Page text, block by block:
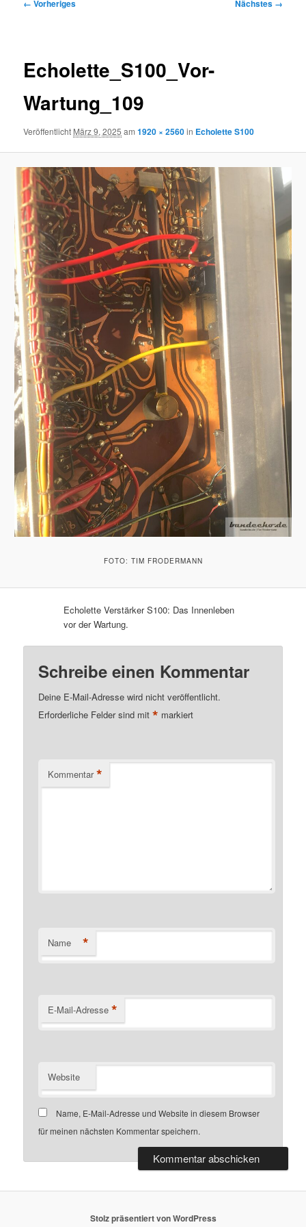
← Vorheriges Nächstes →
Echolette_S100_Vor-
Wartung_109
Veröffentlicht März 9, 2025 am1920 × 2560in Echolette S100
FOTO: TIM FRODERMANN
Echolette Verstärker S100: Das Innenleben
vor der Wartung.
Schreibe einen Kommentar
Deine E-Mail-Adresse wird nicht veröffentlicht.
Erforderliche Felder sind mit* markiert
Kommentar *
Name *
E-Mail-Adresse *
Website
Name, E-Mail-Adresse und Website in diesem Browser
für meinen nächsten Kommentar speichern.
Stolz präsentiert von WordPress